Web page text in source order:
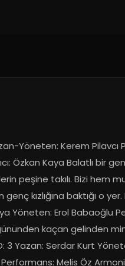
Yöneten: Kerem Pilavcı
Özkan Kaya Balatlı bir
peşine takılı. Bizi hem
kızlığına baktığı o
Yöneten: Erol Babaoğlu
kaçan gelinden
3 Yazan: Serdar Kurt
Melis Öz